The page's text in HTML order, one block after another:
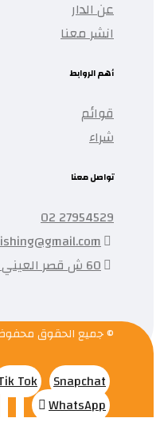
عن الدار
انشر معنا
أهم الروابط
قوائم
شراء
تواصل معنا
27954529 02
60 ش قصر العيني , القاهرة
© جميع الحقوق
Tok
Snapchat
WhatsApp